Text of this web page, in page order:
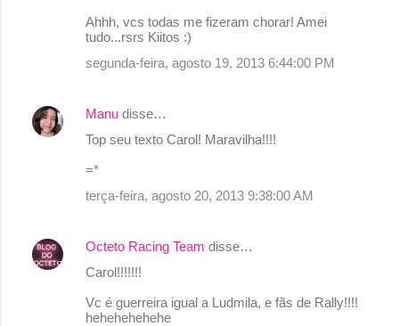
Ahhh, vcs todas me fizeram chorar! Amei
tudo...rsrs Kiitos :)
segunda-feira, agosto 19, 2013 6:44:00 PM
Manu disse…
Top seu texto Carol! Maravilha!!!!
=*
terça-feira, agosto 20, 2013 9:38:00 AM
Octeto Racing Team disse…
Carol!!!!!!!
Vc é guerreira igual a Ludmila, e fãs de Rally!!!!
hehehehehehe